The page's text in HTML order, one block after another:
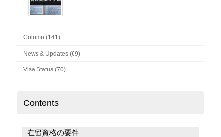
Column (141)
News & Updates (69)
Visa Status (70)
Contents
在留資格の要件